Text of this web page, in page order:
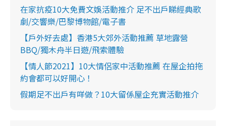
在家抗疫10大免費文娛活動推介 足不出戶睇經典歌
劇/交響樂/巴黎博物館/電子書
【戶外好去處】香港5大郊外活動推薦 草地露營
BBQ/獨木舟半日遊/飛索體驗
【情人節2021】10大情侶家中活動推薦 在屋企拍拖
約會都可以好開心！
假期足不出戶有咩做？10大留係屋企充實活動推介